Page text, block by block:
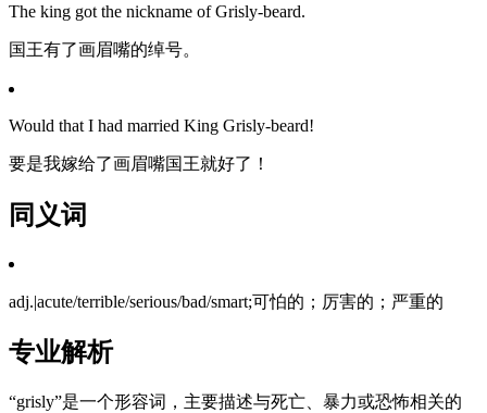
The king got the nickname of Grisly-beard.
国王有了画眉嘴的绰号。
Would that I had married King Grisly-beard!
要是我嫁给了画眉嘴国王就好了！
同义词
adj.|acute/terrible/serious/bad/smart;可怕的；厉害的；严重的
专业解析
“grisly”是一个形容词，主要描述与死亡、暴力或恐怖相关的